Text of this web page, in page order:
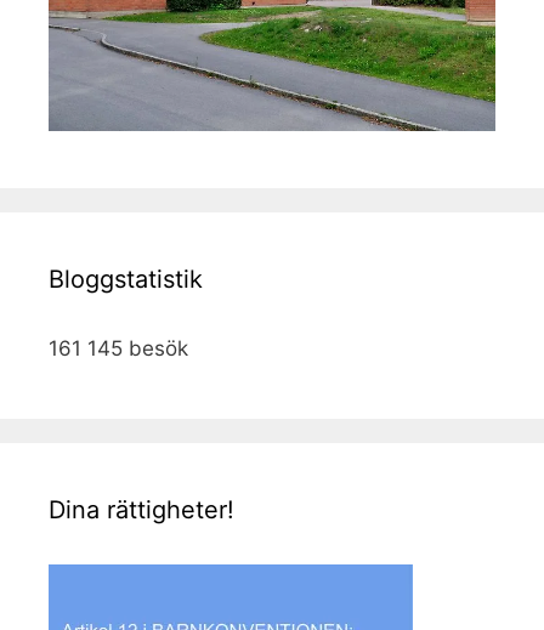
Bloggstatistik
161 145 besök
Dina rättigheter!